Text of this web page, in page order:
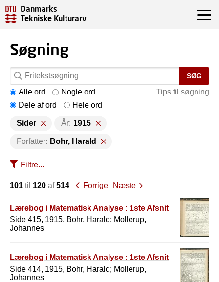
Danmarks
Tekniske Kulturarv
Søgning
SØG
Tips til søgning
Alle ord
Nogle ord
Dele af ord
Hele ord
Sider År: 1915
Forfatter: Bohr, Harald
Filtre...
101 til 120 af514 Forrige Næste
Lærebog i Matematisk Analyse : 1ste Afsnit
Side 415, 1915, Bohr, Harald; Mollerup,
Johannes
Lærebog i Matematisk Analyse : 1ste Afsnit
Side 414, 1915, Bohr, Harald; Mollerup,
Johannes